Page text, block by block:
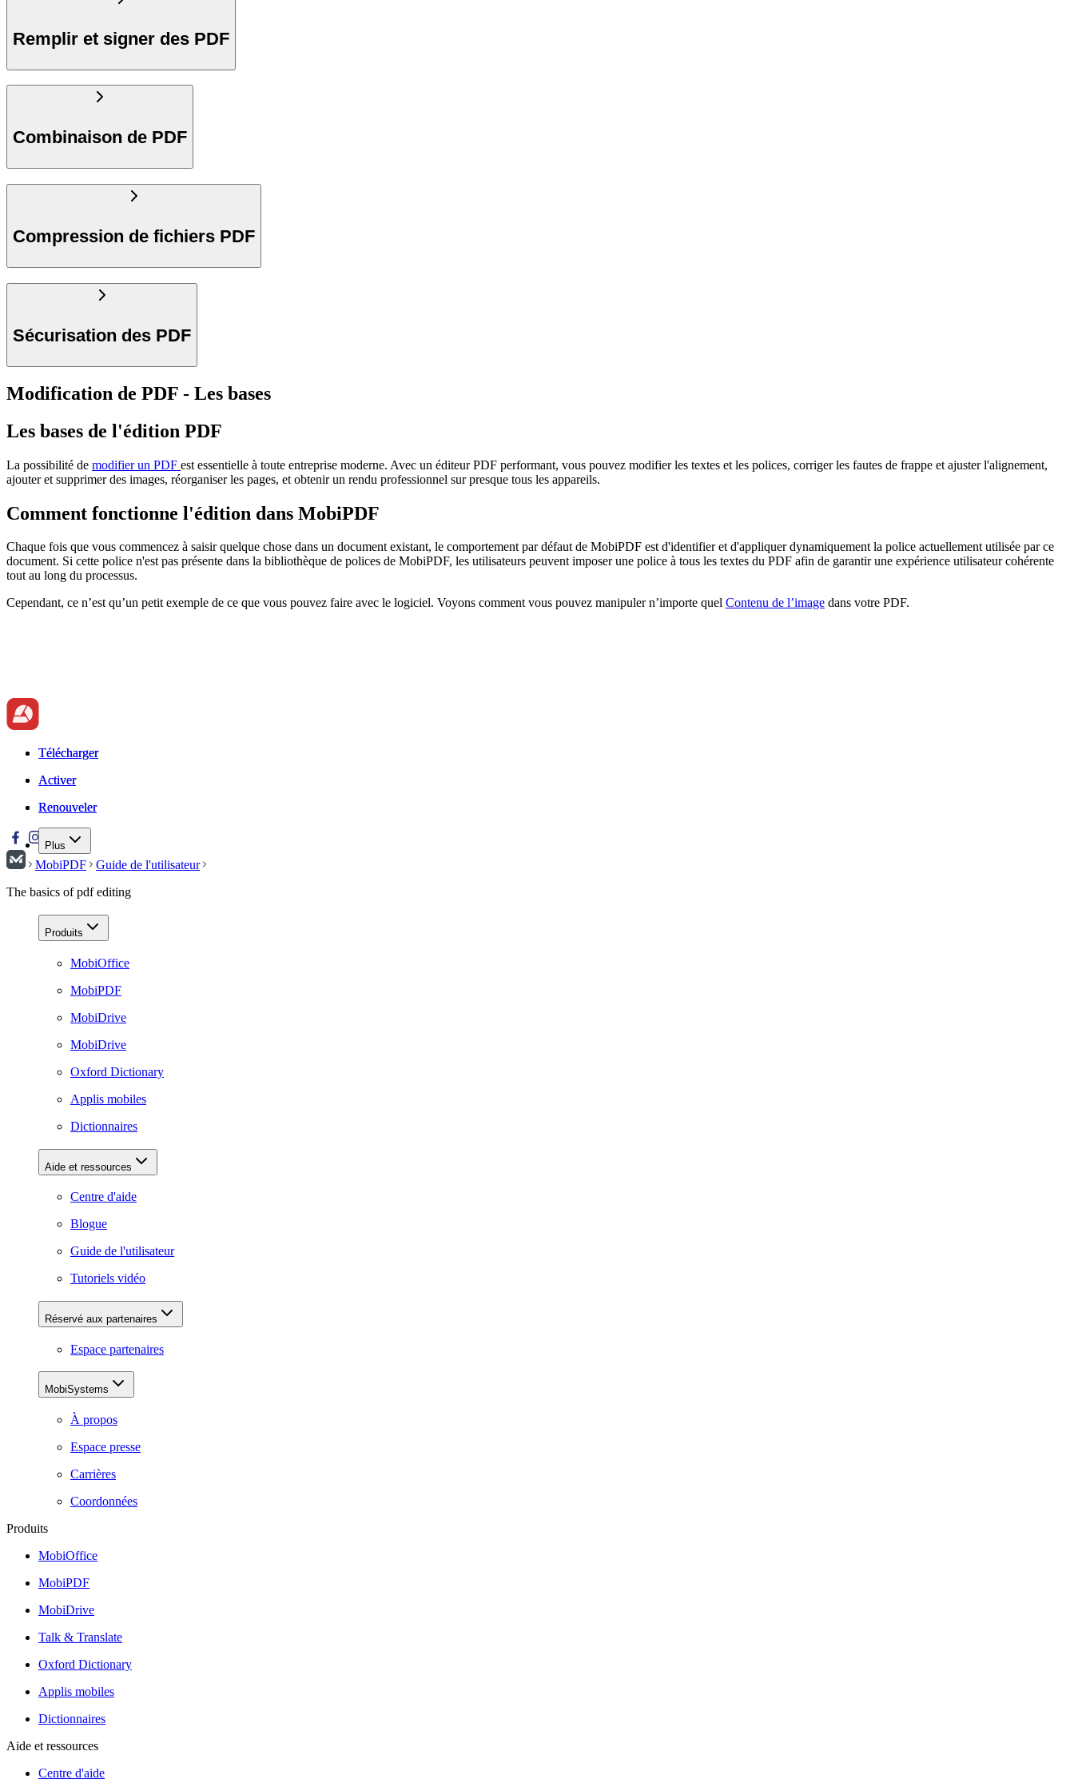
Remplir et signer des PDF
Combinaison de PDF
Compression de fichiers PDF
Sécurisation des PDF
Modification de PDF - Les bases
Les bases de l'édition PDF
La possibilité de modifier un PDF est essentielle à toute entreprise moderne. Avec un éditeur PDF performant, vous pouvez modifier les textes et les polices, corriger les fautes de frappe et ajuster l'alignement,
ajouter et supprimer des images, réorganiser les pages, et obtenir un rendu professionnel sur presque tous les appareils.
Comment fonctionne l'édition dans MobiPDF
Chaque fois que vous commencez à saisir quelque chose dans un document existant, le comportement par défaut de MobiPDF est d'identifier et d'appliquer dynamiquement la police actuellement utilisée par ce
document. Si cette police n'est pas présente dans la bibliothèque de polices de MobiPDF, les utilisateurs peuvent imposer une police à tous les textes du PDF afin de garantir une expérience utilisateur cohérente
tout au long du processus.
Cependant, ce n’est qu’un petit exemple de ce que vous pouvez faire avec le logiciel. Voyons comment vous pouvez manipuler n’importe quel Contenu de l’image dans votre PDF.
Télécharger
Activer
Renouveler
Plus
Télécharger
Activer
Renouveler
MobiPDF
Guide de l'utilisateur
The basics of pdf editing
Produits
MobiOffice
MobiPDF
MobiDrive
MobiDrive
Oxford Dictionary
Applis mobiles
Dictionnaires
Aide et ressources
Centre d'aide
Blogue
Guide de l'utilisateur
Tutoriels vidéo
Réservé aux partenaires
Espace partenaires
MobiSystems
À propos
Espace presse
Carrières
Coordonnées
Produits
MobiOffice
MobiPDF
MobiDrive
Talk & Translate
Oxford Dictionary
Applis mobiles
Dictionnaires
Aide et ressources
Centre d'aide